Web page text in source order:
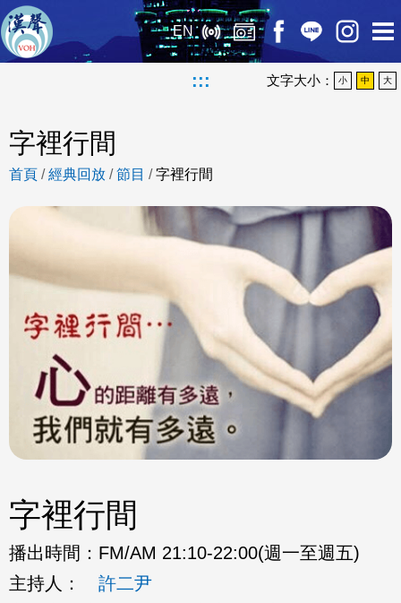
EN
::: 文字大小： 小 中 大
字裡行間
首頁 /經典回放 /節目 /字裡行間
字裡行間
播出時間： FM/AM 21:10-22:00(週一至週五)
主持人：
許二尹